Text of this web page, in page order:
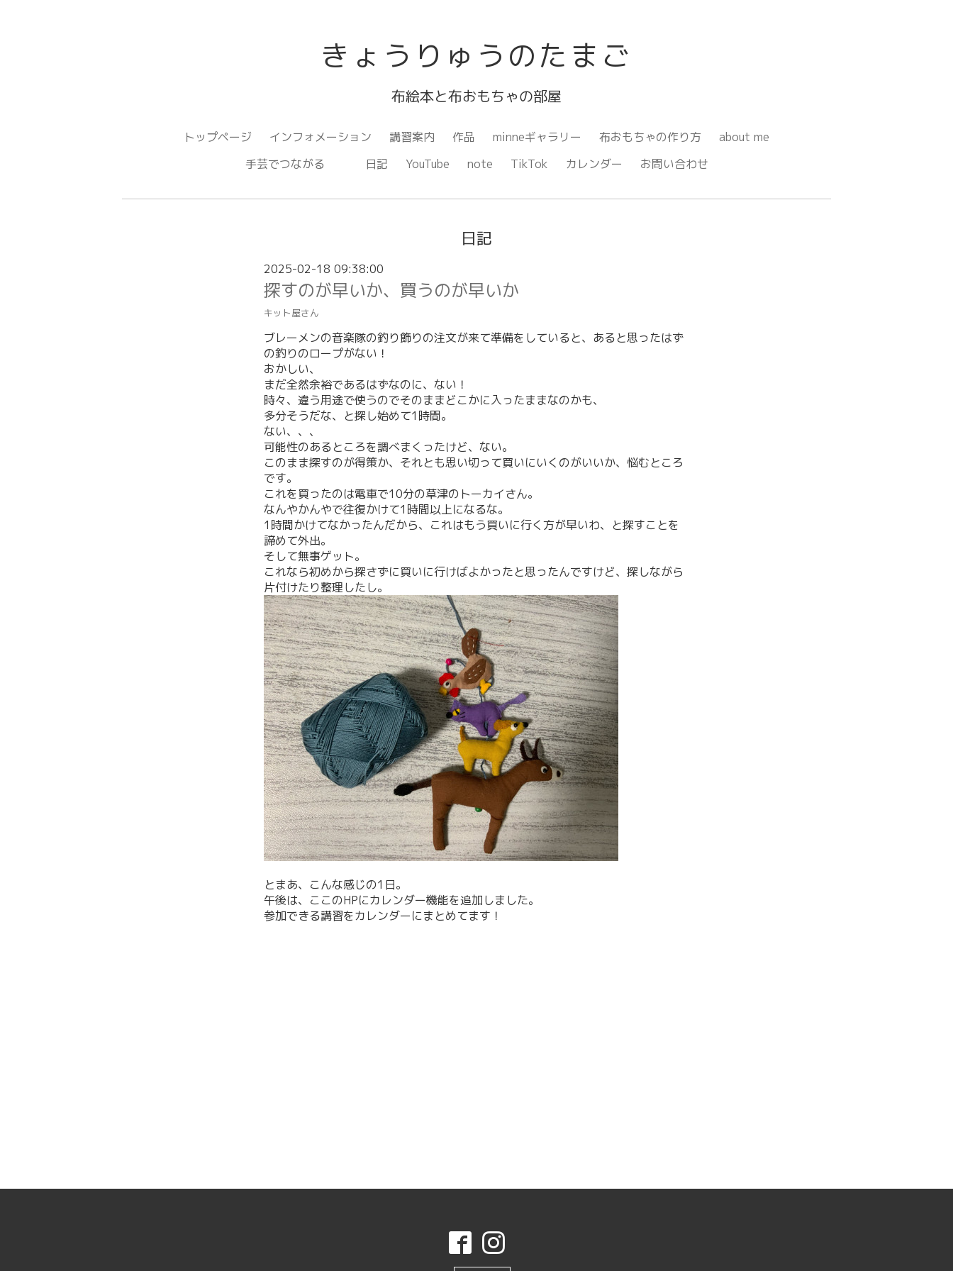
きょうりゅうのたまご
布絵本と布おもちゃの部屋
トップページ インフォメーション 講習案内 作品 minneギャラリー 布おもちゃの作り方
about me
手芸でつながる
日記 YouTube note TikTok カレンダー お問い合わせ
日記
2025-02-18 09:38:00
探すのが早いか、買うのが早いか
キット屋さん
ブレーメンの音楽隊の釣り飾りの注文が来て準備をしていると、あると思ったはず
の釣りのロープがない！
おかしい、
まだ全然余裕であるはずなのに、ない！
時々、違う用途で使うのでそのままどこかに入ったままなのかも、
多分そうだな、と探し始めて1時間。
ない、、、
可能性のあるところを調べまくったけど、ない。
このまま探すのが得策か、それとも思い切って買いにいくのがいいか、悩むところ
です。
これを買ったのは電車で10分の草津のトーカイさん。
なんやかんやで往復かけて1時間以上になるな。
1時間かけてなかったんだから、これはもう買いに行く方が早いわ、と探すことを
諦めて外出。
そして無事ゲット。
これなら初めから探さずに買いに行けばよかったと思ったんですけど、探しながら
片付けたり整理したし。
とまあ、こんな感じの1日。
午後は、ここのHPにカレンダー機能を追加しました。
参加できる講習をカレンダーにまとめてます！